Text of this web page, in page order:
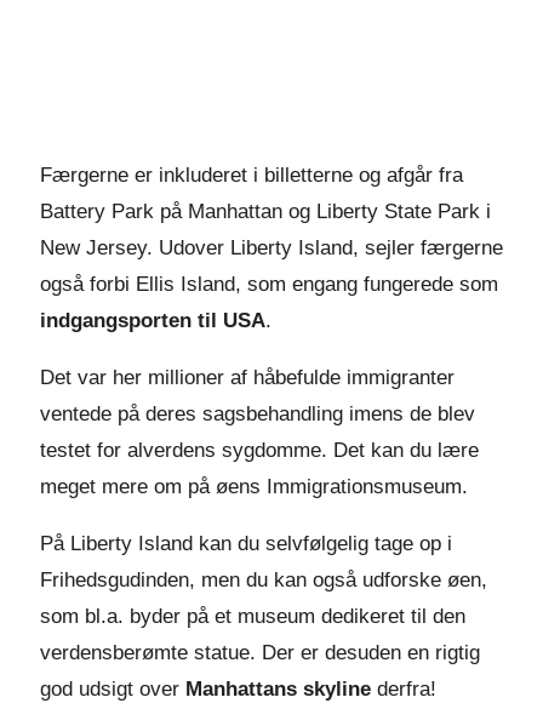
Færgerne er inkluderet i billetterne og afgår fra
Battery Park på Manhattan og Liberty State Park i
New Jersey. Udover Liberty Island, sejler færgerne
også forbi Ellis Island, som engang fungerede som
indgangsporten til USA.
Det var her millioner af håbefulde immigranter
ventede på deres sagsbehandling imens de blev
testet for alverdens sygdomme. Det kan du lære
meget mere om på øens Immigrationsmuseum.
På Liberty Island kan du selvfølgelig tage op i
Frihedsgudinden, men du kan også udforske øen,
som bl.a. byder på et museum dedikeret til den
verdensberømte statue. Der er desuden en rigtig
god udsigt over Manhattans skyline derfra!